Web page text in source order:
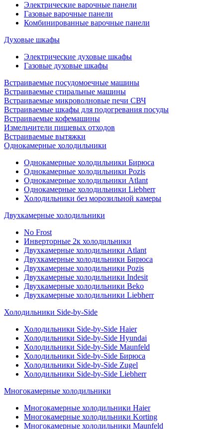
Электрические варочные панели
Газовые варочные панели
Комбинированные варочные панели
Духовые шкафы
Электрические духовые шкафы
Газовые духовые шкафы
Встраиваемые посудомоечные машины
Встраиваемые стиральные машины
Встраиваемые микроволновые печи СВЧ
Встраиваемые шкафы для подогревания посуды
Встраиваемые кофемашины
Измельчители пищевых отходов
Встраиваемые вытяжки
Однокамерные холодильники
Однокамерные холодильники Бирюса
Однокамерные холодильники Pozis
Однокамерные холодильники Atlant
Однокамерные холодильники Liebherr
Холодильники без морозильной камеры
Двухкамерные холодильники
No Frost
Инверторные 2к холодильники
Двухкамерные холодильники Atlant
Двухкамерные холодильники Бирюса
Двухкамерные холодильники Pozis
Двухкамерные холодильники Indesit
Двухкамерные холодильники Beko
Двухкамерные холодильники Liebherr
Холодильники Side-by-Side
Холодильники Side-by-Side Haier
Холодильники Side-by-Side Hyundai
Холодильники Side-by-Side Maunfeld
Холодильники Side-by-Side Бирюса
Холодильники Side-by-Side Zugel
Холодильники Side-by-Side Liebherr
Многокамерные холодильники
Многокамерные холодильники Haier
Многокамерные холодильники Korting
Многокамерные холодильники Maunfeld